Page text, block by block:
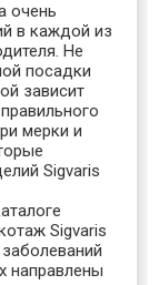
очень
в каждой из
Не
посадки
зависит
мерки и
Sigvaris
Sigvaris
направлены